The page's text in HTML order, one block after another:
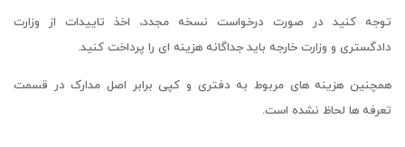
توجه کنید در صورت درخواست نسخه مجدد، اخذ تاییدات از وزارت
دادگستری و وزارت خارجه باید جداگانه هزینه ای را پرداخت کنید.
همچنین هزینه های مربوط به دفتری و کپی برابر اصل مدارک در قسمت
تعرفه ها لحاظ نشده است.